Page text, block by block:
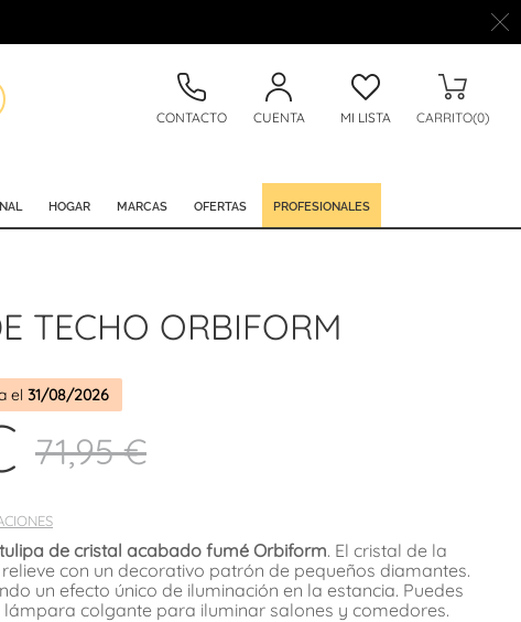
CONTACTO CUENTA MI LISTA CARRITO(0)
HOGAR MARCAS OFERTAS PROFESIONALES
TECHO ORBIFORM
el 31/08/2026
71,95 €
de cristal acabado fumé Orbiform. El cristal de la
con un decorativo patrón de pequeños diamantes.
un efecto único de iluminación en la estancia. Puedes
colgante para iluminar salones y comedores.